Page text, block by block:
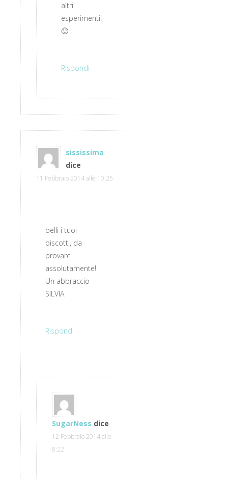
altri
esperimenti!
🙂
Rispondi
sississima
dice
11 Febbraio 2014 alle 10:25
belli i tuoi
biscotti, da
provare
assolutamente!
Un abbraccio
SILVIA
Rispondi
SugarNess dice
12 Febbraio 2014 alle
8:22